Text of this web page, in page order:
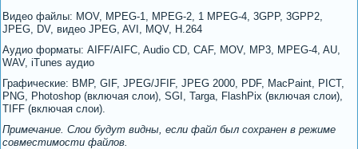
Видео файлы: MOV, MPEG-1, MPEG-2, 1 MPEG-4, 3GPP, 3GPP2,
JPEG, DV, видео JPEG, AVI, MQV, H.264
Аудио форматы: AIFF/AIFC, Audio CD, CAF, MOV, MP3, MPEG-4, AU,
WAV, iTunes аудио
Графические: BMP, GIF, JPEG/JFIF, JPEG 2000, PDF, MacPaint, PICT,
PNG, Photoshop (включая слои), SGI, Targa, FlashPix (включая слои),
TIFF (включая слои).
Примечание. Слои будут видны, если файл был сохранен в режиме
совместимости файлов.